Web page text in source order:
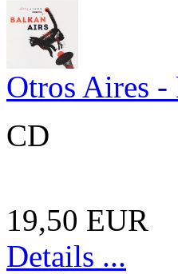
Otros Aires
CD
19,50 EUR
Details ...